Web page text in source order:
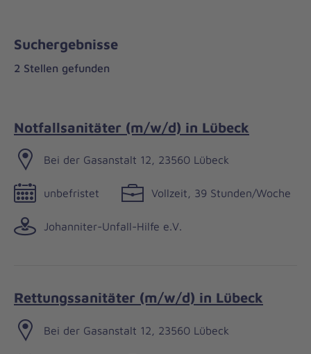
Suchergebnisse
2 Stellen gefunden
Notfallsanitäter (m/w/d) in Lübeck
Bei der Gasanstalt 12, 23560 Lübeck
unbefristet Vollzeit, 39 Stunden/Woche
Johanniter-Unfall-Hilfe e.V.
Rettungssanitäter (m/w/d) in Lübeck
Bei der Gasanstalt 12, 23560 Lübeck